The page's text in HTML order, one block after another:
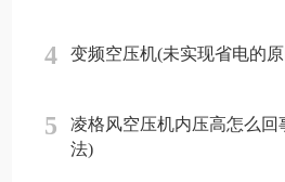
4 变频空压机(未实现省电的
5
凌格风空压机内压高怎么回
法)